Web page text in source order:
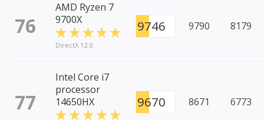
76
AMD Ryzen 7
9700X
DirectX 12.0
9746 9790 8179
77
Intel Core i7
processor
14650HX
9670 8671 6773